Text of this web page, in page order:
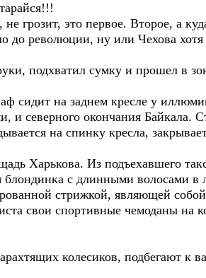
грозит, это первое. Второе, а
до революции, ну или Чехова
подхватил сумку и прошел в
сидит на заднем кресле у
и северного окончания Байкала.
на спинку кресла,
Харькова. Из подъехавшего
блондинка с длинными волосами
стрижкой, являющей
свои спортивные чемоданы на
колесиков, подбегают к